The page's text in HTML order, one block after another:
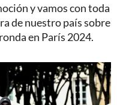
y vamos con toda
de nuestro país sobre
en París 2024.